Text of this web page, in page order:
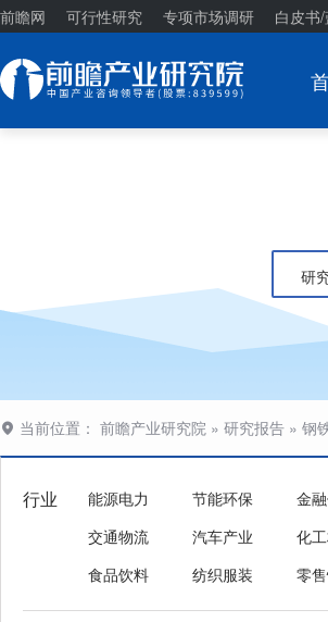
前瞻网 可行性研究 专项市场调研 白皮书
研
当前位置： 前瞻产业研究院 » 研究报告 » 钢
行业 能源电力 节能环保 金
交通物流
汽车产业 化
食品饮料
纺织服装 零